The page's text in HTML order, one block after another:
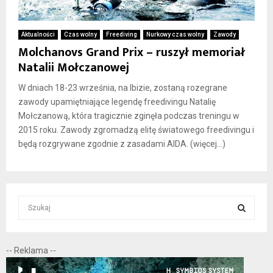
Aktualności Czas wolny Freediving Nurkowy czas wolny Zawody
Molchanovs Grand Prix – ruszył memoriał
Natalii Mołczanowej
W dniach 18-23 września, na Ibizie, zostaną rozegrane
zawody upamiętniające legendę freedivingu Natalię
Mołczanową, która tragicznie zginęła podczas treningu w
2015 roku. Zawody zgromadzą elitę światowego freedivingu i
będą rozgrywane zgodnie z zasadami AIDA. (więcej…)
c
h
E
-- Reklama --